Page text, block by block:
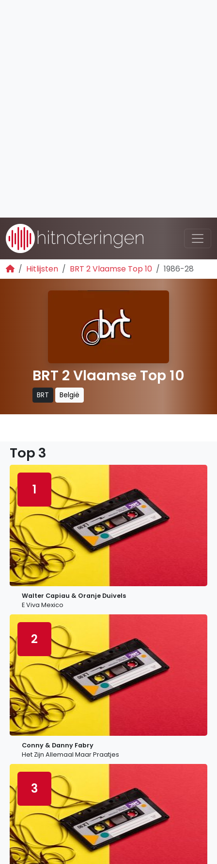
Hitlijsten BRT 2 Vlaamse Top 10 1986-28
BRT 2 Vlaamse Top 10
BRT België
Top 3
1
Walter Capiau & Oranje Duivels
E Viva Mexico
2
Conny & Danny Fabry
Het Zijn Allemaal Maar Praatjes
3